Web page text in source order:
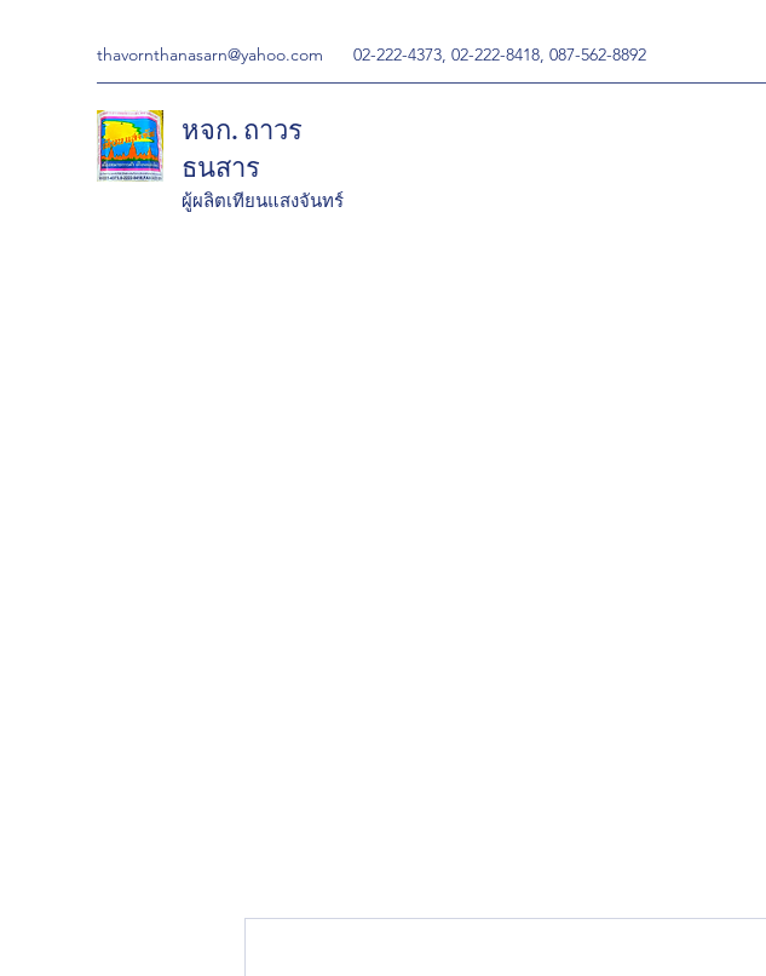
thavornthanasarn@yahoo.com 02-222-4373, 02-222-8418, 087-562-8892
หจก. ถาวร
ธนสาร
ผู้ผลิตเทียนแสงจันทร์